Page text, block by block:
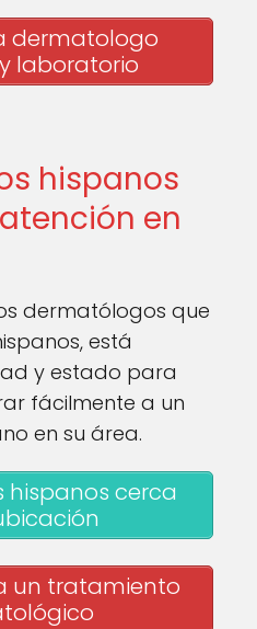
dermatologo
laboratorio
hispanos
en
dermatólogos que
está
y estado para
fácilmente a un
en su área.
cerca
un tratamiento